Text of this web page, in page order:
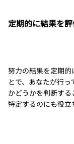
定期的に結果を
努力の結果を定期
とで、あなたが行
かどうかを判断す
特定するのにも役立